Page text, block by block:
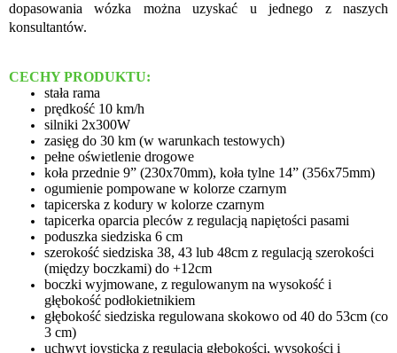
dopasowania wózka można uzyskać u jednego z naszych
konsultantów.
CECHY PRODUKTU:
stała rama
prędkość 10 km/h
silniki 2x300W
zasięg do 30 km (w warunkach testowych)
pełne oświetlenie drogowe
koła przednie 9” (230x70mm), koła tylne 14” (356x75mm)
ogumienie pompowane w kolorze czarnym
tapicerska z kodury w kolorze czarnym
tapicerka oparcia pleców z regulacją napiętości pasami
poduszka siedziska 6 cm
szerokość siedziska 38, 43 lub 48cm z regulacją szerokości
(między boczkami) do +12cm
boczki wyjmowane, z regulowanym na wysokość i
głębokość podłokietnikiem
głębokość siedziska regulowana skokowo od 40 do 53cm (co
3 cm)
uchwyt joysticka z regulacją głębokości, wysokości i